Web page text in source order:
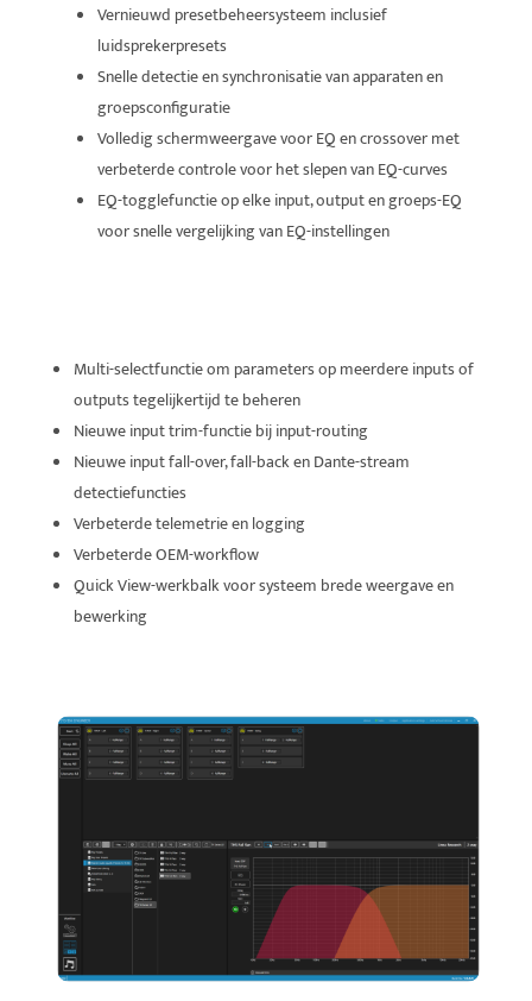
Vernieuwd presetbeheersysteem inclusief
luidsprekerpresets
Snelle detectie en synchronisatie van apparaten en
groepsconfiguratie
Volledig schermweergave voor EQ en crossover met
verbeterde controle voor het slepen van EQ-curves
EQ-togglefunctie op elke input, output en groeps-EQ
voor snelle vergelijking van EQ-instellingen
Multi-selectfunctie om parameters op meerdere inputs of
outputs tegelijkertijd te beheren
Nieuwe input trim-functie bij input-routing
Nieuwe input fall-over, fall-back en Dante-stream
detectiefuncties
Verbeterde telemetrie en logging
Verbeterde OEM-workflow
Quick View-werkbalk voor systeem brede weergave en
bewerking